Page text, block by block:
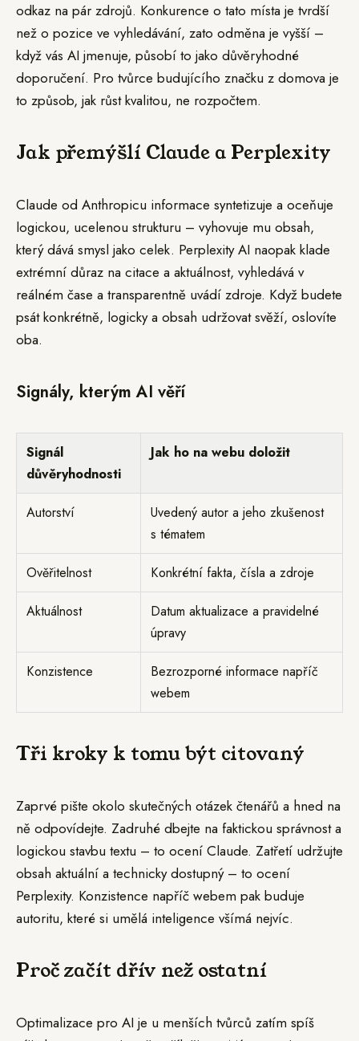
odkaz na pár zdrojů. Konkurence o tato místa je tvrdší
než o pozice ve vyhledávání, zato odměna je vyšší –
když vás AI jmenuje, působí to jako důvěryhodné
doporučení. Pro tvůrce budujícího značku z domova je
to způsob, jak růst kvalitou, ne rozpočtem.
Jak přemýšlí Claude a Perplexity
Claude od Anthropicu informace syntetizuje a oceňuje
logickou, ucelenou strukturu – vyhovuje mu obsah,
který dává smysl jako celek. Perplexity AI naopak klade
extrémní důraz na citace a aktuálnost, vyhledává v
reálném čase a transparentně uvádí zdroje. Když budete
psát konkrétně, logicky a obsah udržovat svěží, oslovíte
oba.
Signály, kterým AI věří
Signál
důvěryhodnosti
Jak ho na webu doložit
Autorství
Uvedený autor a jeho zkušenost
s tématem
Ověřitelnost Konkrétní fakta, čísla a zdroje
Aktuálnost
Datum aktualizace a pravidelné
úpravy
Konzistence
Bezrozporné informace napříč
webem
Tři kroky k tomu být citovaný
Zaprvé pište okolo skutečných otázek čtenářů a hned na
ně odpovídejte. Zadruhé dbejte na faktickou správnost a
logickou stavbu textu – to ocení Claude. Zatřetí udržujte
obsah aktuální a technicky dostupný – to ocení
Perplexity. Konzistence napříč webem pak buduje
autoritu, které si umělá inteligence všímá nejvíc.
Proč začít dřív než ostatní
Optimalizace pro AI je u menších tvůrců zatím spíš